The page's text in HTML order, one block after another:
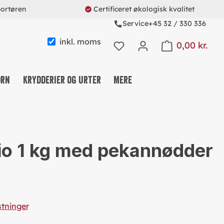
Certificeret økologisk kvalitet
Service+45 32 / 330 336
inkl. moms 0,00 kr.
Shopping cart
Krydderier og urter Mere
SLIK OG SNACKS
SYSTEM
1 kg med pekannødder